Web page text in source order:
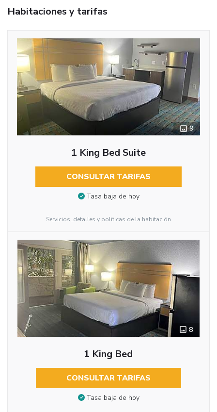
Habitaciones y tarifas
9
1 King Bed Suite
CONSULTAR TARIFAS
Tasa baja de hoy
Servicios, detalles y políticas de la habitación
8
1 King Bed
CONSULTAR TARIFAS
Tasa baja de hoy